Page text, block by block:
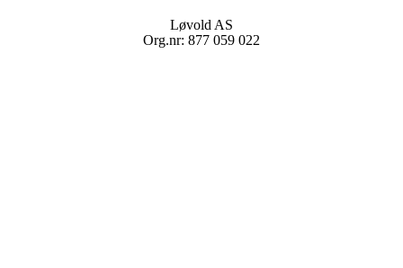
Løvold AS
Org.nr: 877 059 022